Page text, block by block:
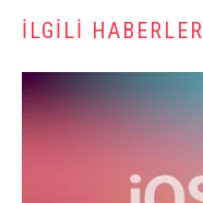
İLGILI HABERLER